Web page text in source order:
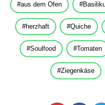
aus dem Ofen
herzhaft Quiche
Soulfood Tomaten
Ziegenkäse